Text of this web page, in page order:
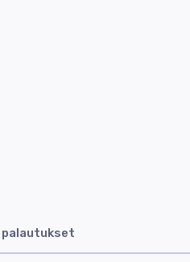
palautukset